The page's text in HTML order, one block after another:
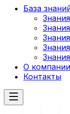
База
О компании
Контакты